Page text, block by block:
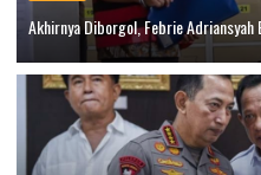
Akhirnya Diborgol, Febrie